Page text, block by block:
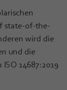
state-of-the-
wird die
und die
14687:2019